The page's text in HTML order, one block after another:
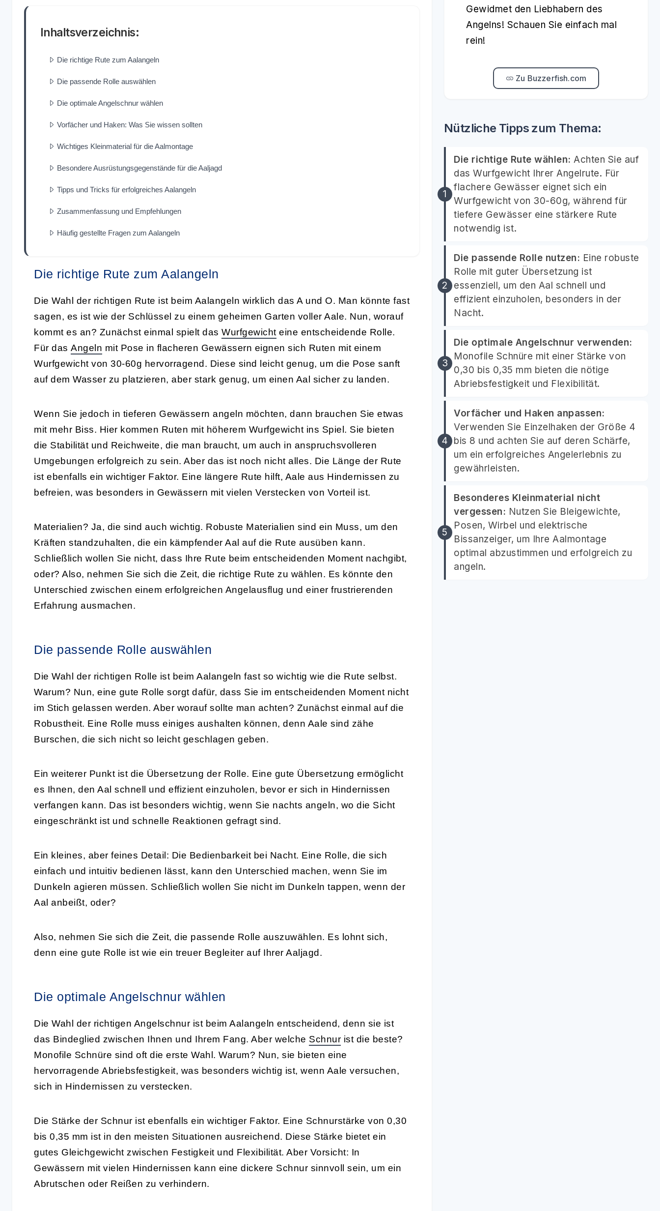
Inhaltsverzeichnis:
Die richtige Rute zum Aalangeln
Die passende Rolle auswählen
Die optimale Angelschnur wählen
Vorfächer und Haken: Was Sie wissen sollten
Wichtiges Kleinmaterial für die Aalmontage
Besondere Ausrüstungsgegenstände für die Aaljagd
Tipps und Tricks für erfolgreiches Aalangeln
Zusammenfassung und Empfehlungen
Häufig gestellte Fragen zum Aalangeln
Die richtige Rute zum Aalangeln
Die Wahl der richtigen Rute ist beim Aalangeln wirklich das A und O. Man könnte fast
sagen, es ist wie der Schlüssel zu einem geheimen Garten voller Aale. Nun, worauf
kommt es an? Zunächst einmal spielt das Wurfgewicht eine entscheidende Rolle.
Für das Angeln mit Pose in flacheren Gewässern eignen sich Ruten mit einem
Wurfgewicht von 30-60g hervorragend. Diese sind leicht genug, um die Pose sanft
auf dem Wasser zu platzieren, aber stark genug, um einen Aal sicher zu landen.
Wenn Sie jedoch in tieferen Gewässern angeln möchten, dann brauchen Sie etwas
mit mehr Biss. Hier kommen Ruten mit höherem Wurfgewicht ins Spiel. Sie bieten
die Stabilität und Reichweite, die man braucht, um auch in anspruchsvolleren
Umgebungen erfolgreich zu sein. Aber das ist noch nicht alles. Die Länge der Rute
ist ebenfalls ein wichtiger Faktor. Eine längere Rute hilft, Aale aus Hindernissen zu
befreien, was besonders in Gewässern mit vielen Verstecken von Vorteil ist.
Materialien? Ja, die sind auch wichtig. Robuste Materialien sind ein Muss, um den
Kräften standzuhalten, die ein kämpfender Aal auf die Rute ausüben kann.
Schließlich wollen Sie nicht, dass Ihre Rute beim entscheidenden Moment nachgibt,
oder? Also, nehmen Sie sich die Zeit, die richtige Rute zu wählen. Es könnte den
Unterschied zwischen einem erfolgreichen Angelausflug und einer frustrierenden
Erfahrung ausmachen.
Die passende Rolle auswählen
Die Wahl der richtigen Rolle ist beim Aalangeln fast so wichtig wie die Rute selbst.
Warum? Nun, eine gute Rolle sorgt dafür, dass Sie im entscheidenden Moment nicht
im Stich gelassen werden. Aber worauf sollte man achten? Zunächst einmal auf die
Robustheit. Eine Rolle muss einiges aushalten können, denn Aale sind zähe
Burschen, die sich nicht so leicht geschlagen geben.
Ein weiterer Punkt ist die Übersetzung der Rolle. Eine gute Übersetzung ermöglicht
es Ihnen, den Aal schnell und effizient einzuholen, bevor er sich in Hindernissen
verfangen kann. Das ist besonders wichtig, wenn Sie nachts angeln, wo die Sicht
eingeschränkt ist und schnelle Reaktionen gefragt sind.
Ein kleines, aber feines Detail: Die Bedienbarkeit bei Nacht. Eine Rolle, die sich
einfach und intuitiv bedienen lässt, kann den Unterschied machen, wenn Sie im
Dunkeln agieren müssen. Schließlich wollen Sie nicht im Dunkeln tappen, wenn der
Aal anbeißt, oder?
Also, nehmen Sie sich die Zeit, die passende Rolle auszuwählen. Es lohnt sich,
denn eine gute Rolle ist wie ein treuer Begleiter auf Ihrer Aaljagd.
Die optimale Angelschnur wählen
Die Wahl der richtigen Angelschnur ist beim Aalangeln entscheidend, denn sie ist
das Bindeglied zwischen Ihnen und Ihrem Fang. Aber welche Schnur ist die beste?
Monofile Schnüre sind oft die erste Wahl. Warum? Nun, sie bieten eine
hervorragende Abriebsfestigkeit, was besonders wichtig ist, wenn Aale versuchen,
sich in Hindernissen zu verstecken.
Die Stärke der Schnur ist ebenfalls ein wichtiger Faktor. Eine Schnurstärke von 0,30
bis 0,35 mm ist in den meisten Situationen ausreichend. Diese Stärke bietet ein
gutes Gleichgewicht zwischen Festigkeit und Flexibilität. Aber Vorsicht: In
Gewässern mit vielen Hindernissen kann eine dickere Schnur sinnvoll sein, um ein
Abrutschen oder Reißen zu verhindern.
Gewidmet den Liebhabern des
Angelns! Schauen Sie einfach mal
rein!
Zu Buzzerfish.com
Nützliche Tipps zum Thema:
Die richtige Rute wählen: Achten Sie auf
das Wurfgewicht Ihrer Angelrute. Für
flachere Gewässer eignet sich ein
Wurfgewicht von 30-60g, während für
tiefere Gewässer eine stärkere Rute
notwendig ist.
Die passende Rolle nutzen: Eine robuste
Rolle mit guter Übersetzung ist
essenziell, um den Aal schnell und
effizient einzuholen, besonders in der
Nacht.
Die optimale Angelschnur verwenden:
Monofile Schnüre mit einer Stärke von
0,30 bis 0,35 mm bieten die nötige
Abriebsfestigkeit und Flexibilität.
Vorfächer und Haken anpassen:
Verwenden Sie Einzelhaken der Größe 4
bis 8 und achten Sie auf deren Schärfe,
um ein erfolgreiches Angelerlebnis zu
gewährleisten.
Besonderes Kleinmaterial nicht
vergessen: Nutzen Sie Bleigewichte,
Posen, Wirbel und elektrische
Bissanzeiger, um Ihre Aalmontage
optimal abzustimmen und erfolgreich zu
angeln.